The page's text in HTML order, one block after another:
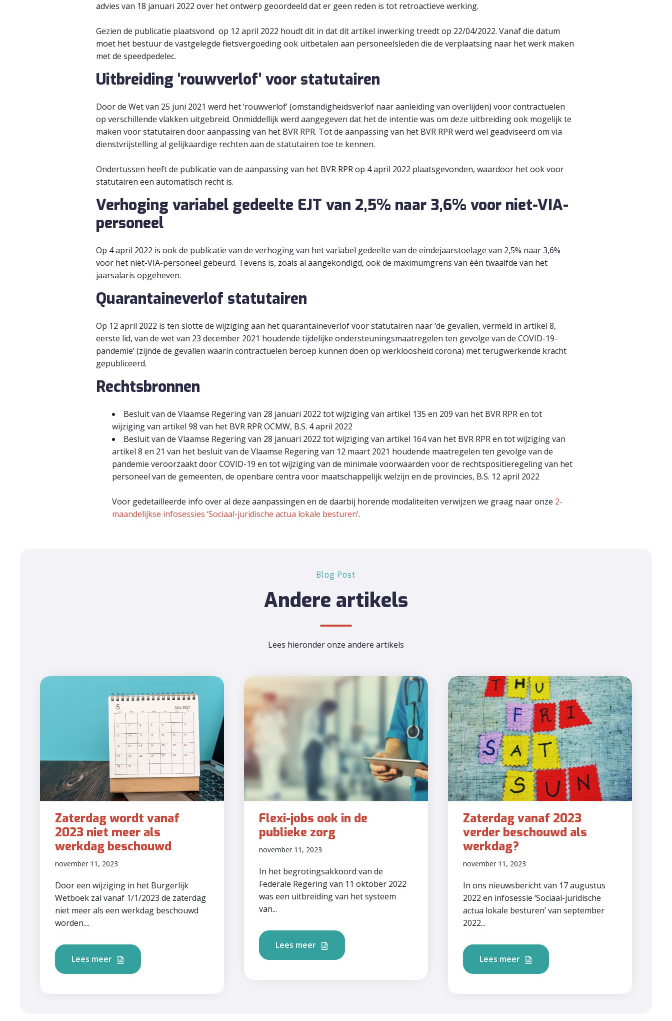
advies van 18 januari 2022 over het ontwerp geoordeeld dat er geen reden is tot retroactieve werking.
Gezien de publicatie plaatsvond op 12 april 2022 houdt dit in dat dit artikel inwerking treedt op 22/04/2022. Vanaf die datum
moet het bestuur de vastgelegde fietsvergoeding ook uitbetalen aan personeelsleden die de verplaatsing naar het werk maken
met de speedpedelec.
Uitbreiding ‘rouwverlof’ voor statutairen
Door de Wet van 25 juni 2021 werd het ‘rouwverlof’ (omstandigheidsverlof naar aanleiding van overlijden) voor contractuelen
op verschillende vlakken uitgebreid. Onmiddellijk werd aangegeven dat het de intentie was om deze uitbreiding ook mogelijk te
maken voor statutairen door aanpassing van het BVR RPR. Tot de aanpassing van het BVR RPR werd wel geadviseerd om via
dienstvrijstelling al gelijkaardige rechten aan de statutairen toe te kennen.
Ondertussen heeft de publicatie van de aanpassing van het BVR RPR op 4 april 2022 plaatsgevonden, waardoor het ook voor
statutairen een automatisch recht is.
Verhoging variabel gedeelte EJT van 2,5% naar 3,6% voor niet-VIA-
personeel
Op 4 april 2022 is ook de publicatie van de verhoging van het variabel gedeelte van de eindejaarstoelage van 2,5% naar 3,6%
voor het niet-VIA-personeel gebeurd. Tevens is, zoals al aangekondigd, ook de maximumgrens van één twaalfde van het
jaarsalaris opgeheven.
Quarantaineverlof statutairen
Op 12 april 2022 is ten slotte de wijziging aan het quarantaineverlof voor statutairen naar ‘de gevallen, vermeld in artikel 8,
eerste lid, van de wet van 23 december 2021 houdende tijdelijke ondersteuningsmaatregelen ten gevolge van de COVID-19-
pandemie’ (zijnde de gevallen waarin contractuelen beroep kunnen doen op werkloosheid corona) met terugwerkende kracht
gepubliceerd.
Rechtsbronnen
Besluit van de Vlaamse Regering van 28 januari 2022 tot wijziging van artikel 135 en 209 van het BVR RPR en tot
wijziging van artikel 98 van het BVR RPR OCMW, B.S. 4 april 2022
Besluit van de Vlaamse Regering van 28 januari 2022 tot wijziging van artikel 164 van het BVR RPR en tot wijziging van
artikel 8 en 21 van het besluit van de Vlaamse Regering van 12 maart 2021 houdende maatregelen ten gevolge van de
pandemie veroorzaakt door COVID-19 en tot wijziging van de minimale voorwaarden voor de rechtspositieregeling van het
personeel van de gemeenten, de openbare centra voor maatschappelijk welzijn en de provincies, B.S. 12 april 2022
Voor gedetailleerde info over al deze aanpassingen en de daarbij horende modaliteiten verwijzen we graag naar onze 2-
maandelijkse infosessies ‘Sociaal-juridische actua lokale besturen’.
Blog Post
Andere artikels
Lees hieronder onze andere artikels
Zaterdag wordt vanaf
2023 niet meer als
werkdag beschouwd
november 11, 2023
Door een wijziging in het Burgerlijk
Wetboek zal vanaf 1/1/2023 de zaterdag
niet meer als een werkdag beschouwd
worden....
Lees meer
Flexi-jobs ook in de
publieke zorg
november 11, 2023
In het begrotingsakkoord van de
Federale Regering van 11 oktober 2022
was een uitbreiding van het systeem
van...
Lees meer
Zaterdag vanaf 2023
verder beschouwd als
werkdag?
november 11, 2023
In ons nieuwsbericht van 17 augustus
2022 en infosessie ‘Sociaal-juridische
actua lokale besturen’ van september
2022...
Lees meer